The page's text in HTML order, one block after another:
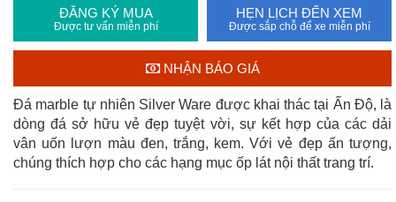
ĐĂNG KÝ MUA
Được tư vấn miễn phí
HẸN LỊCH ĐẾN XEM
Được sắp chỗ để xe miễn phí
NHẬN BÁO GIÁ
Đá marble tự nhiên Silver Ware được khai thác tại Ấn Độ, là
dòng đá sở hữu vẻ đẹp tuyệt vời, sự kết hợp của các dải
vân uốn lượn màu đen, trắng, kem. Với vẻ đẹp ấn tượng,
chúng thích hợp cho các hạng mục ốp lát nội thất trang trí.